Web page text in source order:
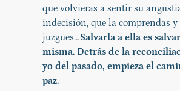
que volvieras a sentir su
indecisión, que la comprendas y
juzgues…Salvarla a ella es
misma. Detrás de la
yo del pasado, empieza el
paz.